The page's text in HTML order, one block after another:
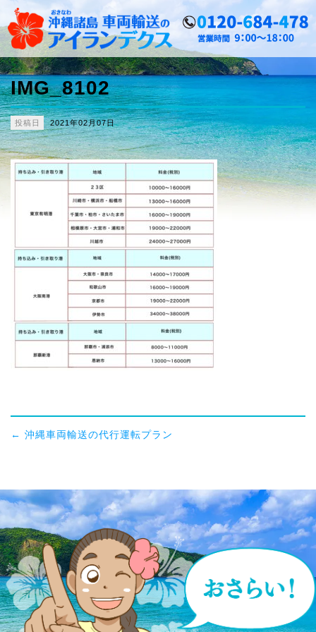
IMG_8102
投稿日 2021年02月07日
← 沖縄車両輸送の代行運転プラン